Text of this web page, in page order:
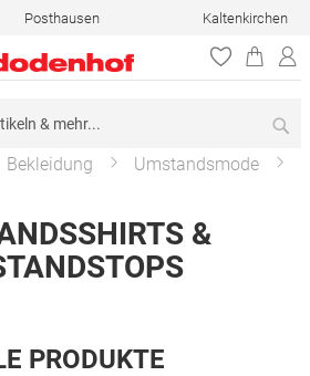
Posthausen Kaltenkirchen
Bekleidung
Umstandsmode
&
PRODUKTE